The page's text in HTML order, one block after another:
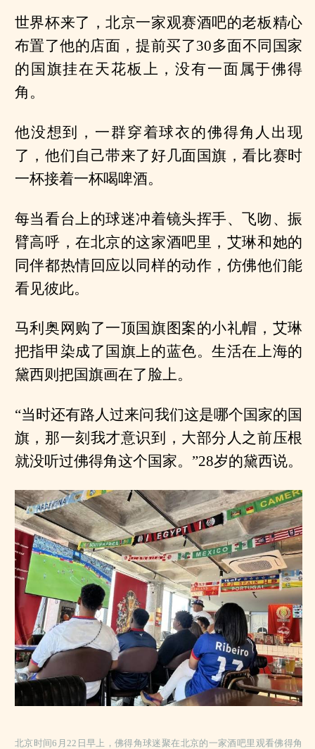
世界杯来了，北京一家观赛酒吧的老板精心
布置了他的店面，提前买了30多面不同国家
的国旗挂在天花板上，没有一面属于佛得
角。
他没想到，一群穿着球衣的佛得角人出现
了，他们自己带来了好几面国旗，看比赛时
一杯接着一杯喝啤酒。
每当看台上的球迷冲着镜头挥手、飞吻、振
臂高呼，在北京的这家酒吧里，艾琳和她的
同伴都热情回应以同样的动作，仿佛他们能
看见彼此。
马利奥网购了一顶国旗图案的小礼帽，艾琳
把指甲染成了国旗上的蓝色。生活在上海的
黛西则把国旗画在了脸上。
“当时还有路人过来问我们这是哪个国家的国
旗，那一刻我才意识到，大部分人之前压根
就没听过佛得角这个国家。”28岁的黛西说。
北京时间6月22日早上，佛得角球迷聚在北京的一家酒吧里观看佛得角